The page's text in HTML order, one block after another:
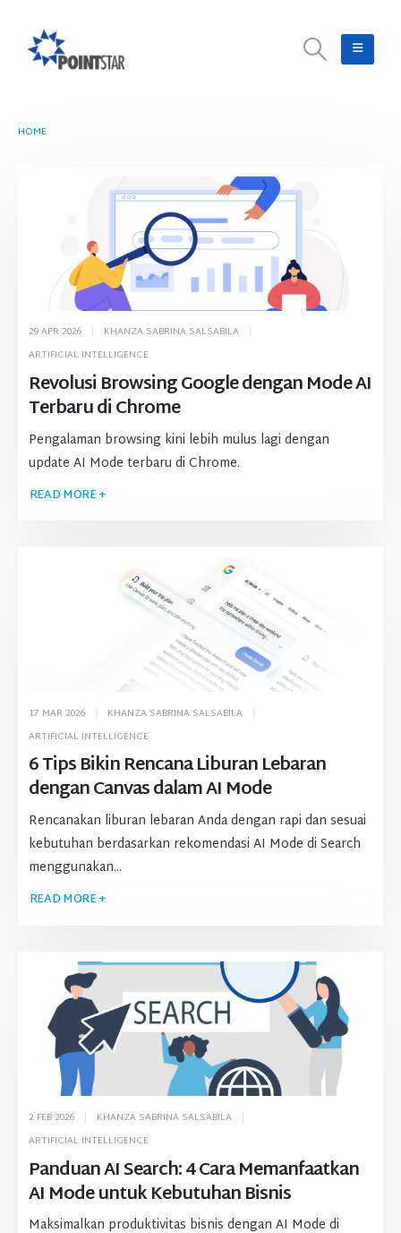
HOME
Revolusi Browsing Google dengan Mode AI
Terbaru di Chrome
29 APR 2026
KHANZA SABRINA SALSABILA
ARTIFICIAL INTELLIGENCE
Pengalaman browsing kini lebih mulus lagi dengan
update AI Mode terbaru di Chrome.
READ MORE +
6 Tips Bikin Rencana Liburan Lebaran
dengan Canvas dalam AI Mode
17 MAR 2026
KHANZA SABRINA SALSABILA
ARTIFICIAL INTELLIGENCE
Rencanakan liburan lebaran Anda dengan rapi dan sesuai
kebutuhan berdasarkan rekomendasi AI Mode di Search
menggunakan...
READ MORE +
Panduan AI Search: 4 Cara Memanfaatkan
AI Mode untuk Kebutuhan Bisnis
2 FEB 2026
KHANZA SABRINA SALSABILA
ARTIFICIAL INTELLIGENCE
Maksimalkan produktivitas bisnis dengan AI Mode di